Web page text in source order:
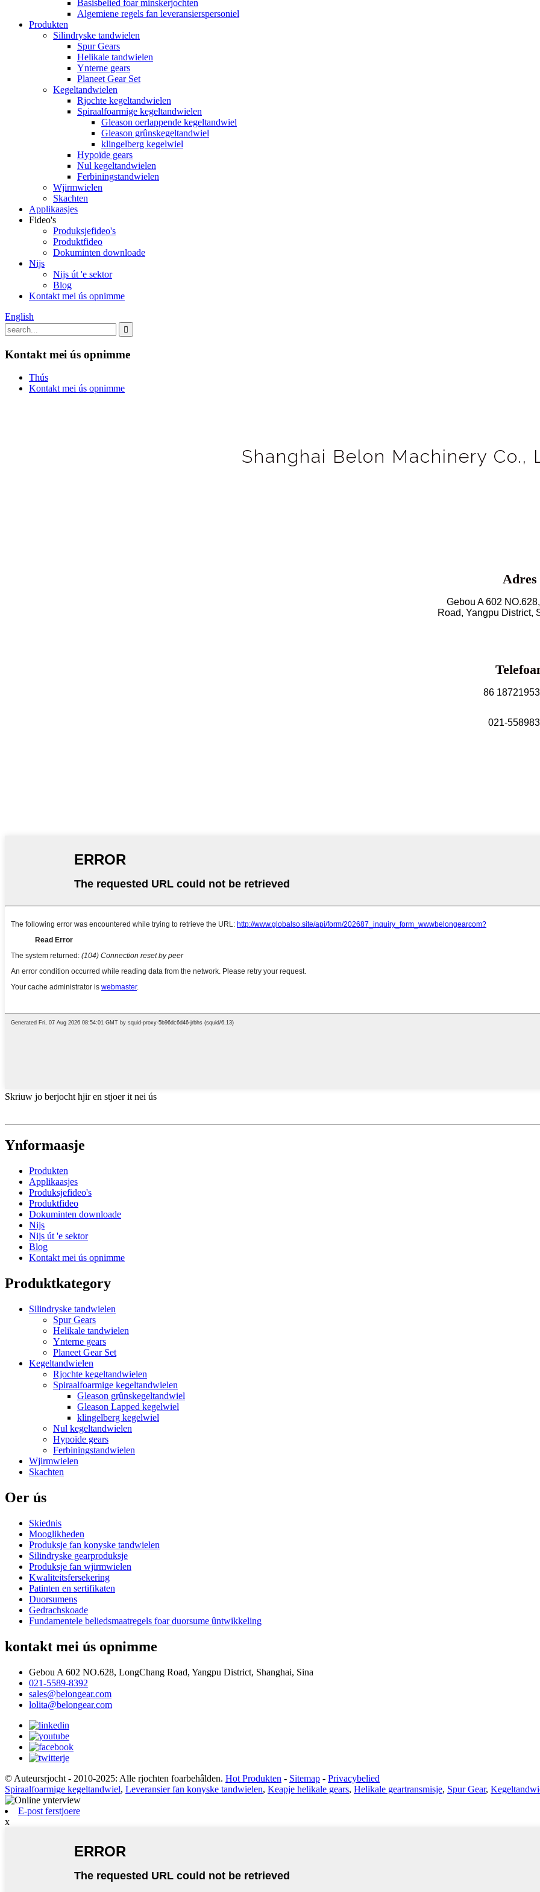
Basisbelied foar minskerjochten
Algemiene regels fan leveransierspersoniel
Produkten
Silindryske tandwielen
Spur Gears
Helikale tandwielen
Ynterne gears
Planeet Gear Set
Kegeltandwielen
Rjochte kegeltandwielen
Spiraalfoarmige kegeltandwielen
Gleason oerlappende kegeltandwiel
Gleason grûnskegeltandwiel
klingelberg kegelwiel
Hypoïde gears
Nul kegeltandwielen
Ferbiningstandwielen
Wjirmwielen
Skachten
Applikaasjes
Fideo's
Produksjefideo's
Produktfideo
Dokuminten downloade
Nijs
Nijs út 'e sektor
Blog
Kontakt mei ús opnimme
English
Kontakt mei ús opnimme
Thús
Kontakt mei ús opnimme
Shanghai Belon Machinery Co.,
Adres
Gebou A 602
Road, Yangpu District,
86
021-
Skriuw jo berjocht hjir en stjoer it nei ús
Ynformaasje
Produkten
Applikaasjes
Produksjefideo's
Produktfideo
Dokuminten downloade
Nijs
Nijs út 'e sektor
Blog
Kontakt mei ús opnimme
Produktkategory
Silindryske tandwielen
Spur Gears
Helikale tandwielen
Ynterne gears
Planeet Gear Set
Kegeltandwielen
Rjochte kegeltandwielen
Spiraalfoarmige kegeltandwielen
Gleason grûnskegeltandwiel
Gleason Lapped kegelwiel
klingelberg kegelwiel
Nul kegeltandwielen
Hypoïde gears
Ferbiningstandwielen
Wjirmwielen
Skachten
Oer ús
Skiednis
Mooglikheden
Produksje fan konyske tandwielen
Silindryske gearproduksje
Produksje fan wjirmwielen
Kwaliteitsfersekering
Patinten en sertifikaten
Duorsumens
Gedrachskoade
Fundamentele beliedsmaatregels foar duorsume ûntwikkeling
kontakt mei ús opnimme
Gebou A 602 NO.628, LongChang Road, Yangpu District, Shanghai, Sina
021-5589-8392
sales@belongear.com
lolita@belongear.com
© Auteursrjocht - 2010-2025: Alle rjochten foarbehâlden. Hot Produkten - Sitemap - Privacybelied
Spiraalfoarmige kegeltandwiel, Leveransier fan konyske tandwielen, Keapje helikale gears, Helikale geartransmisje, Spur Gear,
E-post ferstjoere
x